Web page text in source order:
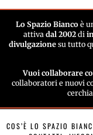
Lo Spazio Biancoè
attiva dal 2002 di
divulgazione su tutto
Vuoi collaborare
collaboratori e nuovi
COS’È LO SPAZIO